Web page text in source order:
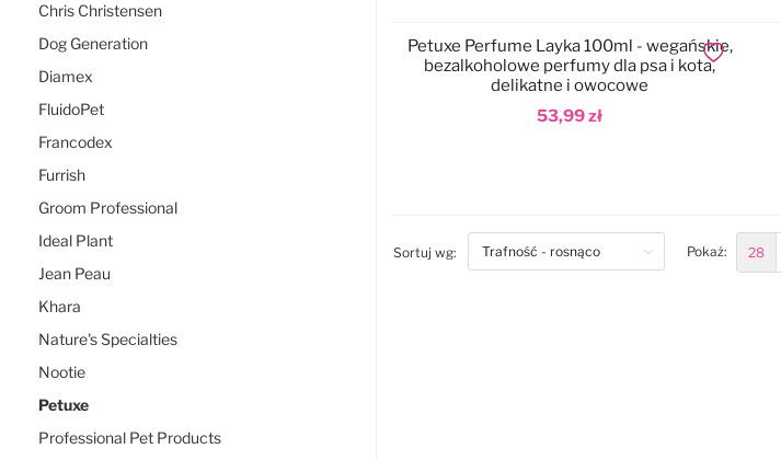
Chris Christensen
Dog Generation
Diamex
FluidoPet
Francodex
Furrish
Groom Professional
Ideal Plant
Jean Peau
Khara
Nature's Specialties
Nootie
Petuxe
Professional Pet Products
53,99 zł
Petuxe Perfume Layka 100ml - wegańskie,
bezalkoholowe perfumy dla psa i kota,
delikatne i owocowe
Dodaj do
Sortuj wg:bottom Pokaż: 28